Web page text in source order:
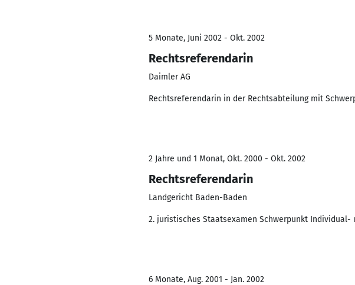
5 Monate, Juni 2002 - Okt. 2002
Rechtsreferendarin
Daimler AG
Rechtsreferendarin in der Rechtsabteilung mit
2 Jahre und 1 Monat, Okt. 2000 - Okt. 2002
Rechtsreferendarin
Landgericht Baden-Baden
2. juristisches Staatsexamen Schwerpunkt
6 Monate, Aug. 2001 - Jan. 2002